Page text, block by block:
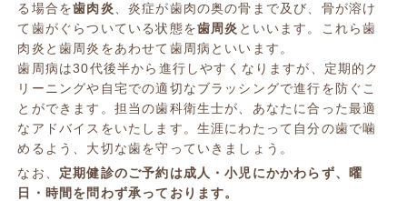
る場合を歯肉炎
、炎症が歯肉の奥の骨まで及び、骨が溶け
て歯がぐらついている状態を歯周炎 といいます。これら歯
肉炎と歯周炎をあわせて歯周病といいます。
歯周病は30代後半から進行しやすくなりますが、定期的ク
リーニングや自宅での適切なブラッシングで進行を防ぐこ
とができます。担当の歯科衛生士が、あなたに合った最適
なアドバイスをいたします。生涯にわたって自分の歯で噛
めるよう、大切な歯を守っていきましょう。
なお、 定期健診のご予約は成人・小児にかかわらず、曜
日・時間を問わず承っております。